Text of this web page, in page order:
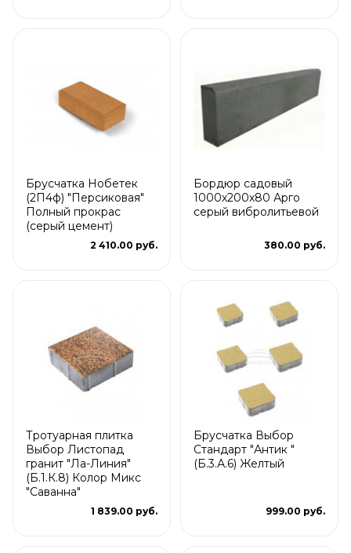
Брусчатка Нобетек
(2П4ф) "Персиковая"
Полный прокрас
(серый цемент)
2 410.00 руб.
Бордюр садовый
1000х200х80 Арго
серый вибролитьевой
380.00 руб.
Тротуарная плитка
Выбор Листопад
гранит "Ла-Линия"
(Б.1.К.8) Колор Микс
"Саванна"
1 839.00 руб.
Брусчатка Выбор
Стандарт "Антик "
(Б.3.А.6) Желтый
999.00 руб.